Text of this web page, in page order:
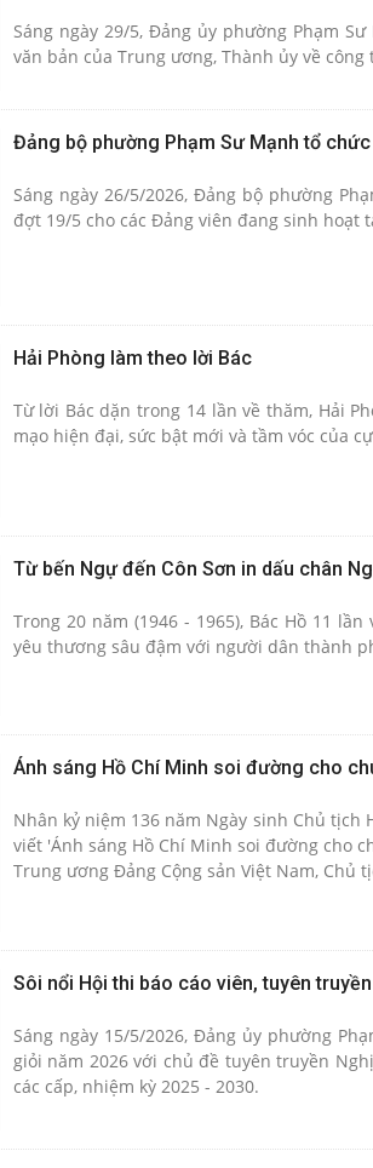
Sáng ngày 29/5, Đảng ủy phường Phạm
văn bản của Trung ương, Thành ủy về
Đảng bộ phường Phạm Sư Mạnh tổ
Sáng ngày 26/5/2026, Đảng bộ phường
đợt 19/5 cho các Đảng viên đang sinh
Hải Phòng làm theo lời Bác
Từ lời Bác dặn trong 14 lần về thăm, Hải
mạo hiện đại, sức bật mới và tầm vóc của
Từ bến Ngự đến Côn Sơn in dấu chân
Trong 20 năm (1946 - 1965), Bác Hồ 11
yêu thương sâu đậm với người dân thành
Ánh sáng Hồ Chí Minh soi đường cho
Nhân kỷ niệm 136 năm Ngày sinh Chủ
viết 'Ánh sáng Hồ Chí Minh soi đường cho
Trung ương Đảng Cộng sản Việt Nam, Chủ
Sôi nổi Hội thi báo cáo viên, tuyên
Sáng ngày 15/5/2026, Đảng ủy phường
giỏi năm 2026 với chủ đề tuyên truyền
các cấp, nhiệm kỳ 2025 - 2030.